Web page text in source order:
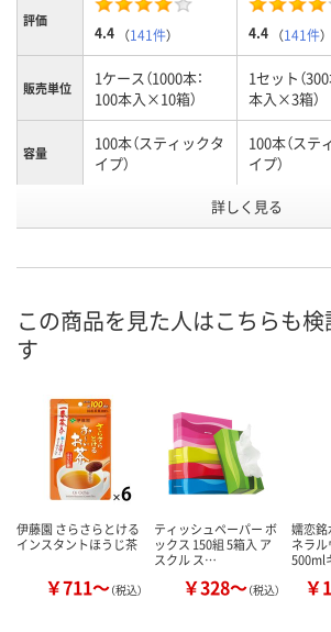
評価
4.4 （141件） 4.4 （141件）
販売単位
1ケース（1000本：
100本入×10箱）
1セット（
本入×3箱）
容量
100本（スティックタ
イプ）
100本（ステ
イプ）
1378210
8月7日（金）
カゴへ
詳しく見る
この商品を見た人はこちらも
す
伊藤園 さらさらとける
インスタントほうじ茶
￥711～（税込）
ティッシュペーパー ボ
ックス 150組 5箱入 ア
スクル ス…
￥328～（税込）
嬬恋銘
ネラ
500ml
￥